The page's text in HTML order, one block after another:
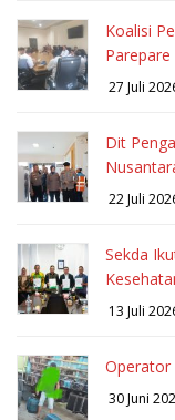
Koalisi
27 Juli
Dit
22 Juli
Sekda
13 Juli
Operator
30 Juni